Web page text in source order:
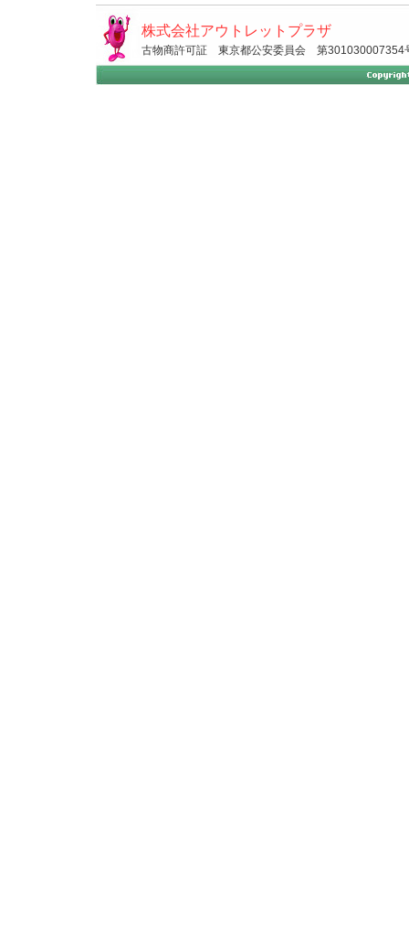
株式会社アウトレットプラザ
古物商許可証 東京都公安委員会 第301030007354